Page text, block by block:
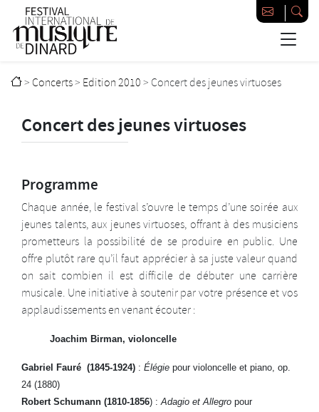
Passer au contenu principal
Festival international de musique de Dinard
> Concerts> Edition 2010> Concert des jeunes virtuoses
Concert des jeunes virtuoses
Programme
Chaque année, le festival s’ouvre le temps d’une soirée aux
jeunes talents, aux jeunes virtuoses, offrant à des musiciens
prometteurs la possibilité de se produire en public. Une
offre plutôt rare qu’il faut apprécier à sa juste valeur quand
on sait combien il est difficile de débuter une carrière
musicale. Une initiative à soutenir par votre présence et vos
applaudissements en venant écouter :
Joachim Birman, violoncelle
Gabriel Fauré (1845-1924) : Élégie pour violoncelle et piano, op.
24 (1880)
Robert Schumann (1810-1856) : Adagio et Allegro pour